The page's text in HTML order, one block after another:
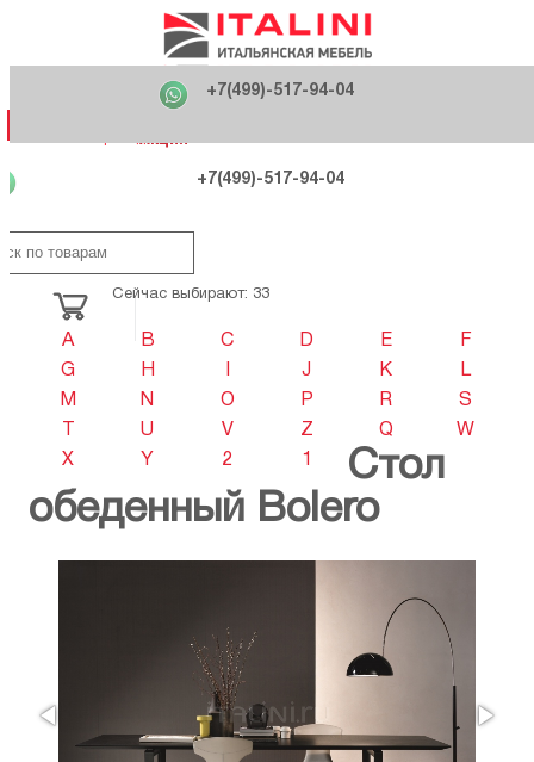
+7(499)-517-94-04
Фабрики
Распродажа
Как купить
О компании
Акция
+7(499)-517-94-04
121170 , г. Москва,
ул. Кутузовский проспект, д. 36 стр.3
+7(499)-517-94-04
Сейчас выбирают: 33
A B C D E
F
G
H J K
L
M
N O P R
S
U V Z Q
W
X
Y 2 1
Стол
обеденный Bolero